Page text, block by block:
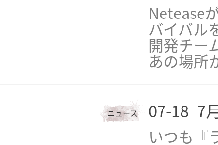
Netease
バイバル
開発チー
あの場所
ニュース 07-18 7
いつも『